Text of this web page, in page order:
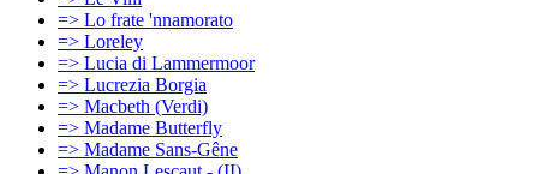
=> Lo frate 'nnamorato
=> Loreley
=> Lucia di Lammermoor
=> Lucrezia Borgia
=> Macbeth (Verdi)
=> Madame Butterfly
=> Madame Sans-Gêne